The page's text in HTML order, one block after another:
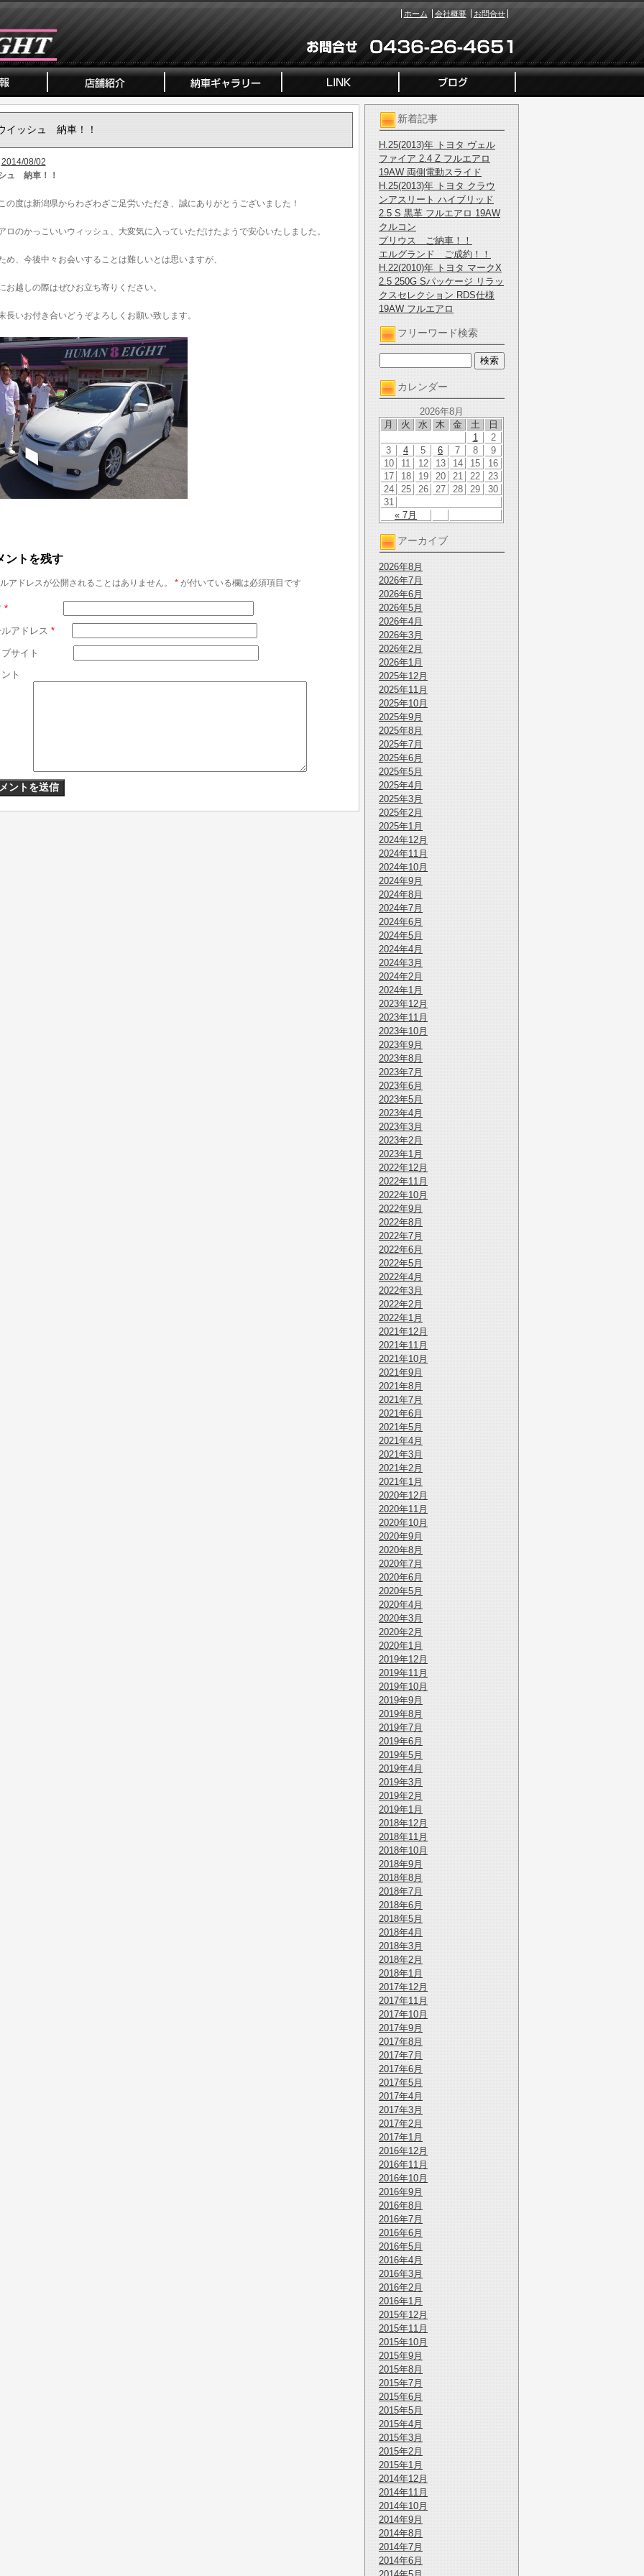
ホーム 会社概要 お問合せ
新着記事
H.25(2013)年 トヨタ ヴェル
ファイア 2.4 Z フルエアロ
19AW 両側電動スライド
H.25(2013)年 トヨタ クラウ
ンアスリート ハイブリッド
2.5 S 黒革 フルエアロ 19AW
クルコン
プリウス ご納車！！
エルグランド ご成約！！
H.22(2010)年 トヨタ マークX
2.5 250G Sパッケージ リラッ
クスセレクション RDS仕様
19AW フルエアロ
フリーワード検索
カレンダー
2026年8月
月
火 水 木 金 土 日
« 7月
1
2
3
4 5 6 7 8
9
10
11 12 13 14 15
16
17
18 19 20 21 22
23
24
25 26 27 28 29
30
31
アーカイブ
2026年8月
2026年7月
2026年6月
2026年5月
2026年4月
2026年3月
2026年2月
2026年1月
2025年12月
2025年11月
2025年10月
2025年9月
2025年8月
2025年7月
2025年6月
2025年5月
2025年4月
2025年3月
2025年2月
2025年1月
2024年12月
2024年11月
2024年10月
2024年9月
2024年8月
2024年7月
2024年6月
2024年5月
2024年4月
2024年3月
2024年2月
2024年1月
2023年12月
2023年11月
2023年10月
2023年9月
2023年8月
2023年7月
2023年6月
2023年5月
2023年4月
2023年3月
2023年2月
2023年1月
2022年12月
2022年11月
2022年10月
2022年9月
2022年8月
2022年7月
2022年6月
2022年5月
2022年4月
2022年3月
2022年2月
2022年1月
2021年12月
2021年11月
2021年10月
2021年9月
2021年8月
2021年7月
2021年6月
2021年5月
2021年4月
2021年3月
2021年2月
2021年1月
2020年12月
2020年11月
2020年10月
2020年9月
2020年8月
2020年7月
2020年6月
2020年5月
2020年4月
2020年3月
2020年2月
2020年1月
2019年12月
2019年11月
2019年10月
2019年9月
2019年8月
2019年7月
2019年6月
2019年5月
2019年4月
2019年3月
2019年2月
2019年1月
2018年12月
2018年11月
2018年10月
2018年9月
2018年8月
2018年7月
2018年6月
2018年5月
2018年4月
2018年3月
2018年2月
2018年1月
2017年12月
2017年11月
2017年10月
2017年9月
2017年8月
2017年7月
2017年6月
2017年5月
2017年4月
2017年3月
2017年2月
2017年1月
2016年12月
2016年11月
2016年10月
2016年9月
2016年8月
2016年7月
2016年6月
2016年5月
2016年4月
2016年3月
2016年2月
2016年1月
2015年12月
2015年11月
2015年10月
2015年9月
2015年8月
2015年7月
2015年6月
2015年5月
2015年4月
2015年3月
2015年2月
2015年1月
2014年12月
2014年11月
2014年10月
2014年9月
2014年8月
2014年7月
2014年6月
イッシュ 納車！！
2014/08/02
ュ 納車！！
の度は新潟県からわざわざご足労いただき、誠にありがとうございました！
ロのかっこいいウィッシュ、大変気に入っていただけたようで安心いたしました。
め、今後中々お会いすることは難しいとは思いますが、
お越しの際はぜひお立ち寄りください。
長いお付き合いどうぞよろしくお願い致します。
ントを残す
アドレスが公開されることはありません。 *が付いている欄は必須項目です
*
アドレス *
サイト
ト